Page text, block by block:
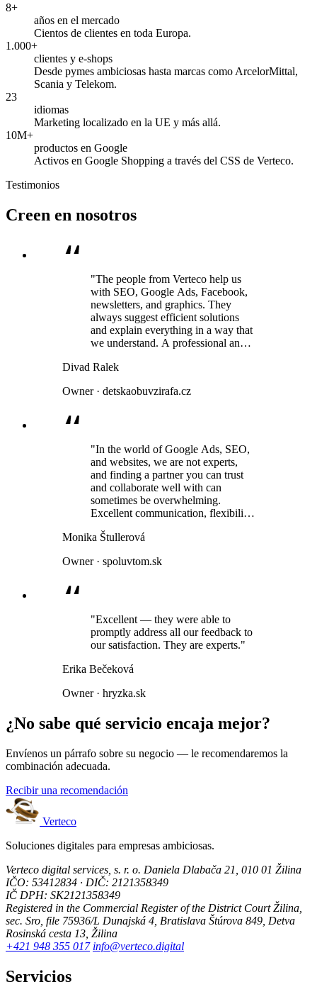
8+
años en el mercado
Cientos de clientes en toda Europa.
1.000+
clientes y e-shops
Desde pymes ambiciosas hasta marcas como ArcelorMittal,
Scania y Telekom.
23
idiomas
Marketing localizado en la UE y más allá.
10M+
productos en Google
Activos en Google Shopping a través del CSS de Verteco.
Testimonios
Creen en nosotros
"The people from Verteco help us
with SEO, Google Ads, Facebook,
newsletters, and graphics. They
always suggest efficient solutions
and explain everything in a way that
we understand. A professional and
been using their services for several
satisfied."
Divad Ralek
Owner · detskaobuvzirafa.cz
"In the world of Google Ads, SEO,
and websites, we are not experts,
and finding a partner you can trust
and collaborate well with can
sometimes be overwhelming.
Excellent communication, flexibility,
approach."
Monika Štullerová
Owner · spoluvtom.sk
"Excellent — they were able to
promptly address all our feedback to
our satisfaction. They are experts."
Erika Bečeková
Owner · hryzka.sk
¿No sabe qué servicio encaja mejor?
Envíenos un párrafo sobre su negocio — le recomendaremos la
combinación adecuada.
Recibir una recomendación
Verteco
Soluciones digitales para empresas ambiciosas.
Verteco digital services, s. r. o. Daniela Dlabača 21, 010 01 Žilina
IČO: 53412834 · DIČ: 2121358349
IČ DPH: SK2121358349
Registered in the Commercial Register of the District Court Žilina,
sec. Sro, file 75936/L Dunajská 4, Bratislava Štúrova 849, Detva
Rosinská cesta 13, Žilina
+421 948 355 017 info@verteco.digital
Servicios